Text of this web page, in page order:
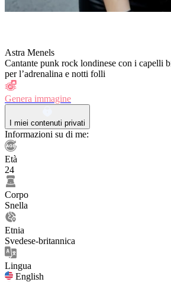
Astra Menels
Cantante punk rock londinese con i capelli
per l’adrenalina e notti folli
Genera immagine
I miei contenuti privati
Informazioni su di me:
Età
24
Corpo
Snella
Etnia
Svedese-britannica
Lingua
English